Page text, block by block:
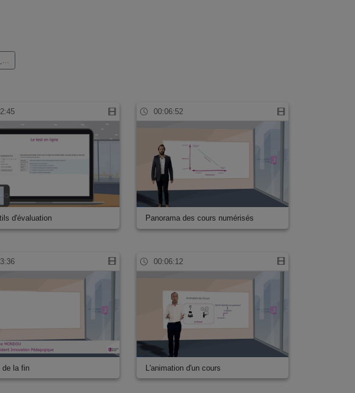
d'évaluation
00:06:52
Panorama des cours numérisés
de la fin
00:06:12
L'animation d'un cours